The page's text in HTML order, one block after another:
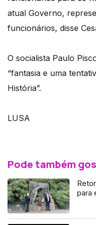
atual Governo,
funcionários, disse
O socialista Paulo
“fantasia e uma
História”.
LUSA
Pode também
para